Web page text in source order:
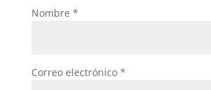
Nombre *
Correo electrónico *